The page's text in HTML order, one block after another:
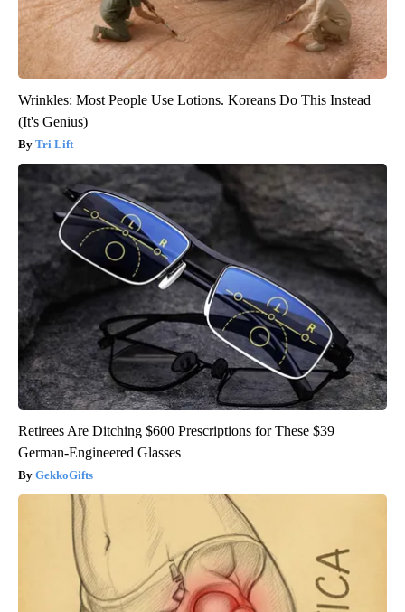
Wrinkles: Most People Use Lotions. Koreans Do This Instead
(It's Genius)
Tri Lift
Retirees Are Ditching $600 Prescriptions for These $39
German-Engineered Glasses
GekkoGifts